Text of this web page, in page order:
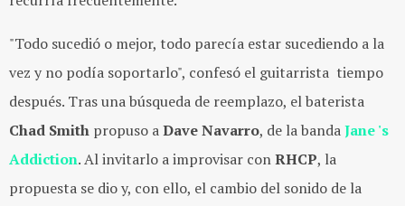
"Todo sucedió o mejor, todo parecía estar sucediendo a la
vez y no podía soportarlo", confesó el guitarrista tiempo
después. Tras una búsqueda de reemplazo, el baterista
Chad Smith propuso aDave Navarro, de la bandaJane 's
Addiction. Al invitarlo a improvisar conRHCP, la
propuesta se dio y, con ello, el cambio del sonido de la